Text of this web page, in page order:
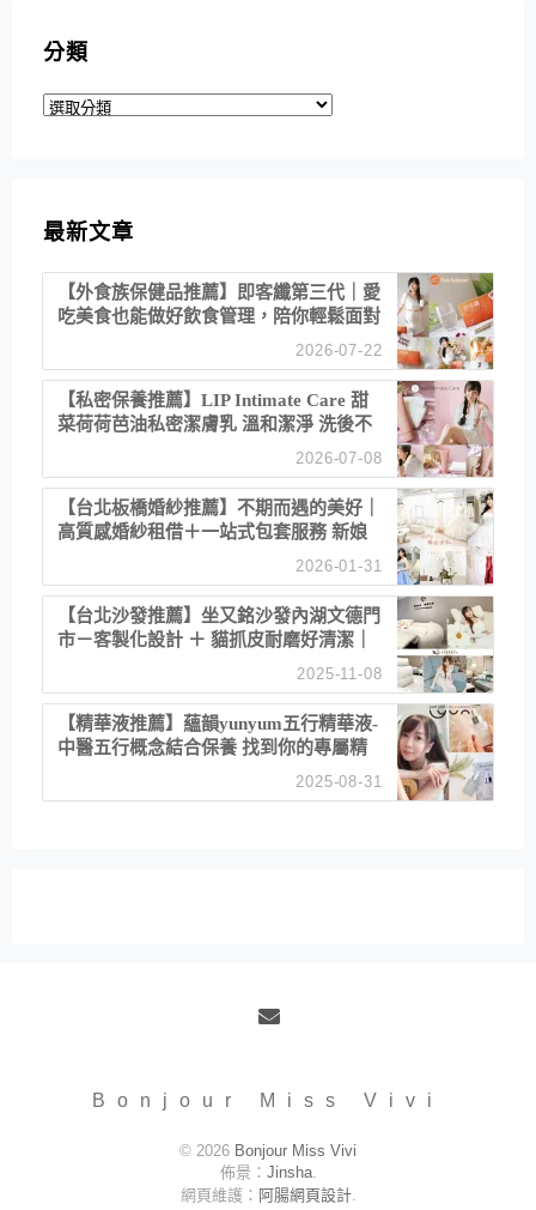
分類
分
最新文章
【外食族保健品推薦】即客纖第三代｜愛
吃美食也能做好飲食管理，陪你輕鬆面對
2026-07-22
【私密保養推薦】LIP Intimate Care 甜
菜荷荷芭油私密潔膚乳 溫和潔淨 洗後不
2026-07-08
【台北板橋婚紗推薦】不期而遇的美好｜
高質感婚紗租借＋一站式包套服務 新娘
2026-01-31
【台北沙發推薦】坐又銘沙發內湖文德門
市－客製化設計 ＋ 貓抓皮耐磨好清潔｜
直營直銷、價格透明 高CP值打造夢想
居家風格
2025-11-08
【精華液推薦】蘊韻yunyum五行精華液-
中醫五行概念結合保養 找到你的專屬精
華！ 水㊀土㊀就選「潤・賦精華」維持
肌膚剛剛好的平衡
2025-08-31
Bonjour Miss Vivi
© 2026 Bonjour Miss Vivi
佈景： Jinsha.
網頁維護： 阿腸網頁設計.